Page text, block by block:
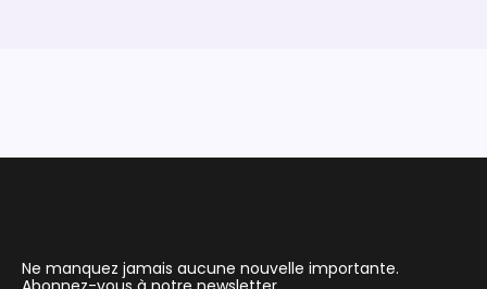
Ne manquez jamais aucune nouvelle importante.